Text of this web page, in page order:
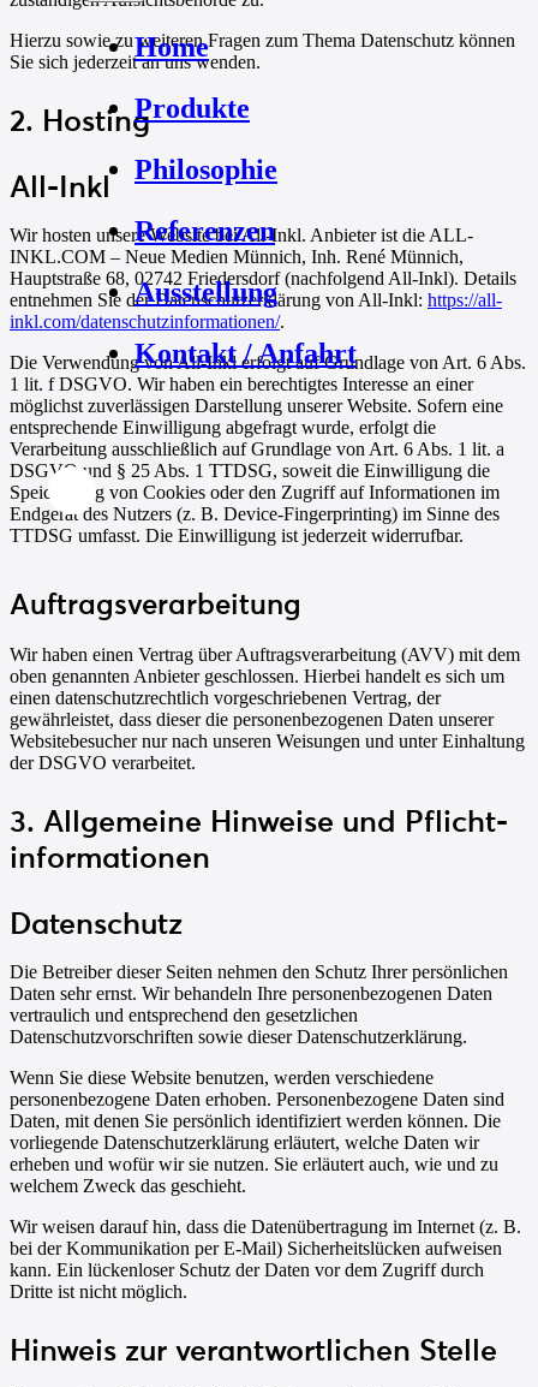
Home
Produkte
Philosophie
Referenzen
Ausstellung
Kontakt / Anfahrt
Hierzu sowie zu weiteren Fragen zum Thema Datenschutz können
Sie sich jederzeit an uns wenden.
2. Hosting
All-Inkl
Wir hosten unsere Website bei All-Inkl. Anbieter ist die ALL-
INKL.COM – Neue Medien Münnich, Inh. René Münnich,
Hauptstraße 68, 02742 Friedersdorf (nachfolgend All-Inkl). Details
entnehmen Sie der Datenschutzerklärung von All-Inkl: https://all-
inkl.com/datenschutzinformationen/.
Die Verwendung von All-Inkl erfolgt auf Grundlage von Art. 6 Abs.
1 lit. f DSGVO. Wir haben ein berechtigtes Interesse an einer
möglichst zuverlässigen Darstellung unserer Website. Sofern eine
entsprechende Einwilligung abgefragt wurde, erfolgt die
Verarbeitung ausschließlich auf Grundlage von Art. 6 Abs. 1 lit. a
DSGVO und § 25 Abs. 1 TTDSG, soweit die Einwilligung die
Speicherung von Cookies oder den Zugriff auf Informationen im
Endgerät des Nutzers (z. B. Device-Fingerprinting) im Sinne des
TTDSG umfasst. Die Einwilligung ist jederzeit widerrufbar.
Auftragsverarbeitung
Wir haben einen Vertrag über Auftragsverarbeitung (AVV) mit dem
oben genannten Anbieter geschlossen. Hierbei handelt es sich um
einen datenschutzrechtlich vorgeschriebenen Vertrag, der
gewährleistet, dass dieser die personenbezogenen Daten unserer
Websitebesucher nur nach unseren Weisungen und unter Einhaltung
der DSGVO verarbeitet.
3. Allgemeine Hinweise und Pflicht­
informationen
Datenschutz
Die Betreiber dieser Seiten nehmen den Schutz Ihrer persönlichen
Daten sehr ernst. Wir behandeln Ihre personenbezogenen Daten
vertraulich und entsprechend den gesetzlichen
Datenschutzvorschriften sowie dieser Datenschutzerklärung.
Wenn Sie diese Website benutzen, werden verschiedene
personenbezogene Daten erhoben. Personenbezogene Daten sind
Daten, mit denen Sie persönlich identifiziert werden können. Die
vorliegende Datenschutzerklärung erläutert, welche Daten wir
erheben und wofür wir sie nutzen. Sie erläutert auch, wie und zu
welchem Zweck das geschieht.
Wir weisen darauf hin, dass die Datenübertragung im Internet (z. B.
bei der Kommunikation per E-Mail) Sicherheitslücken aufweisen
kann. Ein lückenloser Schutz der Daten vor dem Zugriff durch
Dritte ist nicht möglich.
Hinweis zur verantwortlichen Stelle